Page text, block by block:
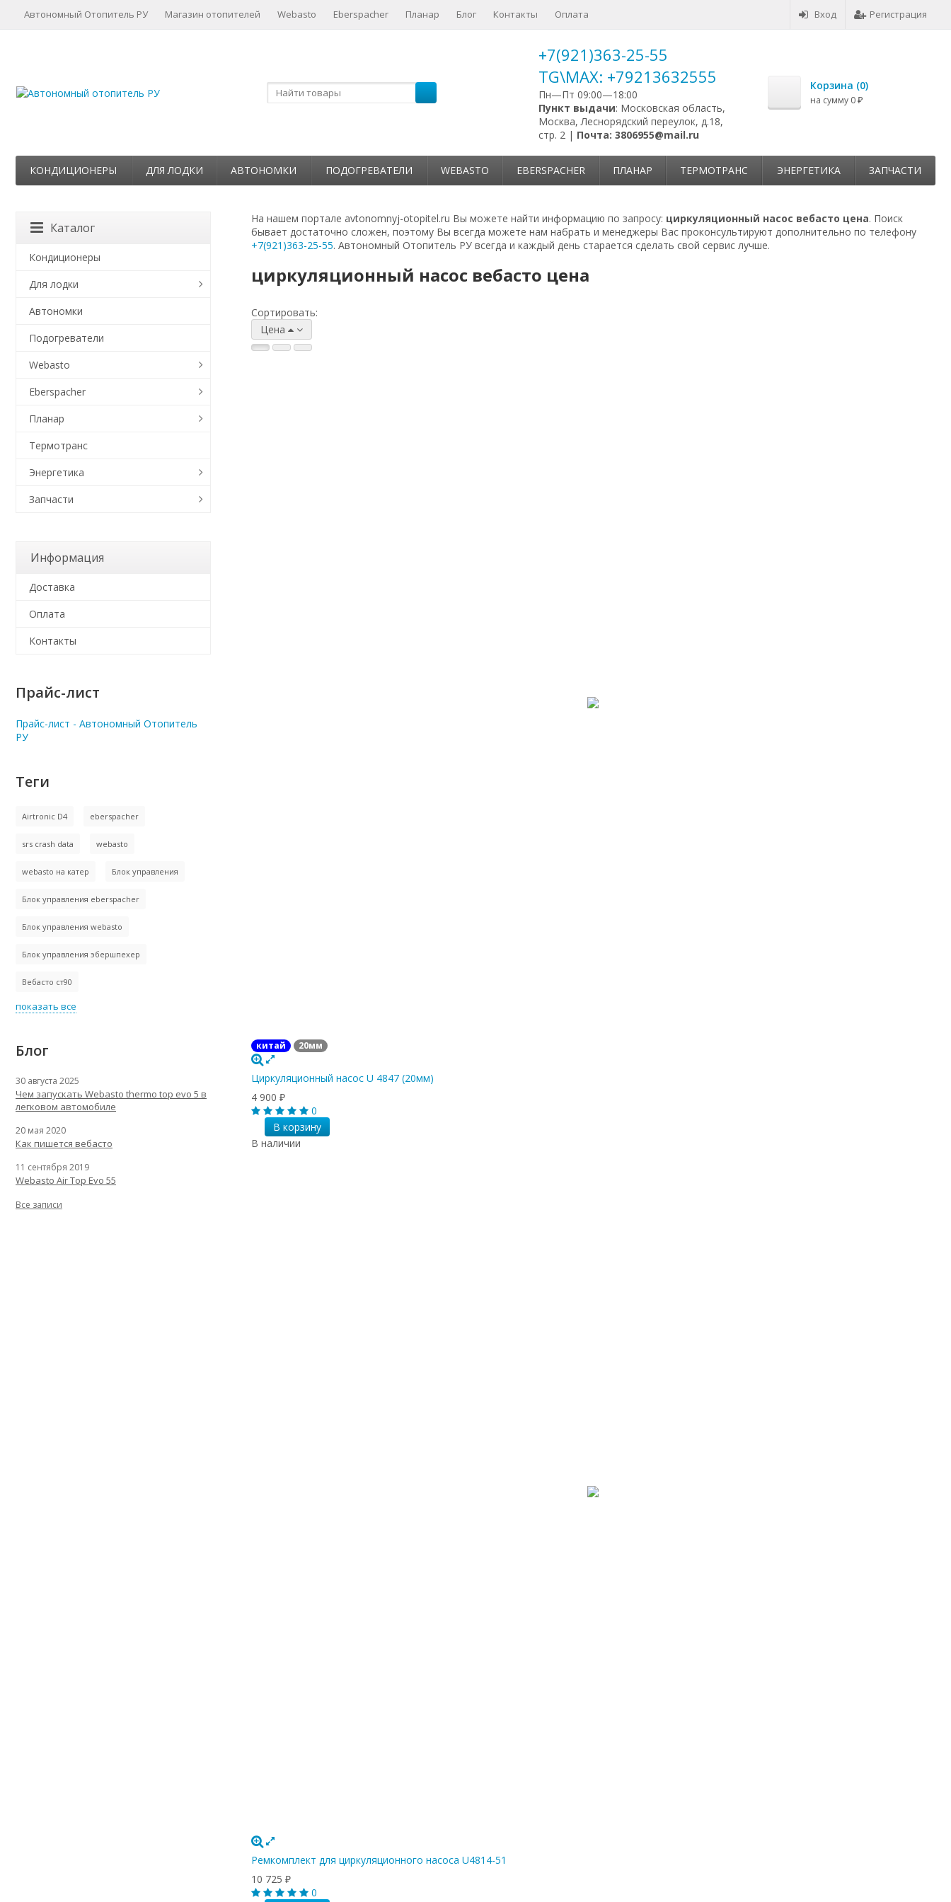
Вход Регистрация
Автономный Отопитель РУ Магазин отопителей Webasto Eberspacher Планар Блог Контакты Оплата
+7(921)363-25-55
TG\MAX: +79213632555
Пн—Пт 09:00—18:00
Пункт выдачи: Московская область,
Москва, Леснорядский переулок, д.18,
стр. 2 | Почта: 3806955@mail.ru
Корзина (0)
на сумму 0 ₽
КОНДИЦИОНЕРЫ ДЛЯ ЛОДКИ АВТОНОМКИ ПОДОГРЕВАТЕЛИ WEBASTO EBERSPACHER ПЛАНАР ТЕРМОТРАНС ЭНЕРГЕТИКА ЗАПЧАСТИ
На нашем портале avtonomnyj-otopitel.ru Вы можете найти информацию по запросу: циркуляционный насос вебасто цена. Поиск
бывает достаточно сложен, поэтому Вы всегда можете нам набрать и менеджеры Вас проконсультируют дополнительно по телефону
+7(921)363-25-55. Автономный Отопитель РУ всегда и каждый день старается сделать свой сервис лучше.
циркуляционный насос вебасто цена
Сортировать:
Цена
китай 20мм
Циркуляционный насос U 4847 (20мм)
4 900 ₽
0
В корзину
В наличии
Ремкомплект для циркуляционного насоса U4814-51
10 725 ₽
0
Каталог
Кондиционеры
Для лодки
Автономки
Подогреватели
Webasto
Eberspacher
Планар
Термотранс
Энергетика
Запчасти
Информация
Доставка
Оплата
Контакты
Прайс-лист
Прайс-лист - Автономный Отопитель
РУ
Теги
Airtronic D4 eberspacher
srs crash data webasto
webasto на катер Блок управления
Блок управления eberspacher
Блок управления webasto
Блок управления эбершпехер
Вебасто ст90
показать все
Блог
30 августа 2025
Чем запускать Webasto thermo top evo 5 в
легковом автомобиле
20 мая 2020
Как пишется вебасто
11 сентября 2019
Webasto Air Top Evo 55
Все записи